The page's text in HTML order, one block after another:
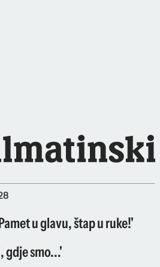
u glavu, štap u ruke!'
gdje smo...'